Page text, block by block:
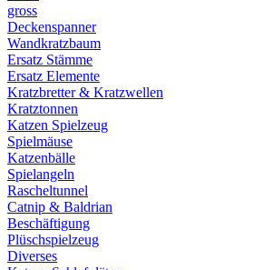
gross
Deckenspanner
Wandkratzbaum
Ersatz Stämme
Ersatz Elemente
Kratzbretter & Kratzwellen
Kratztonnen
Katzen Spielzeug
Spielmäuse
Katzenbälle
Spielangeln
Rascheltunnel
Catnip & Baldrian
Beschäftigung
Plüschspielzeug
Diverses